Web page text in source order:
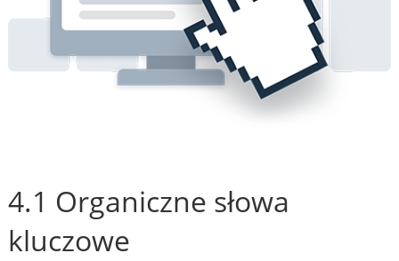
4.1 Organiczne słowa
kluczowe